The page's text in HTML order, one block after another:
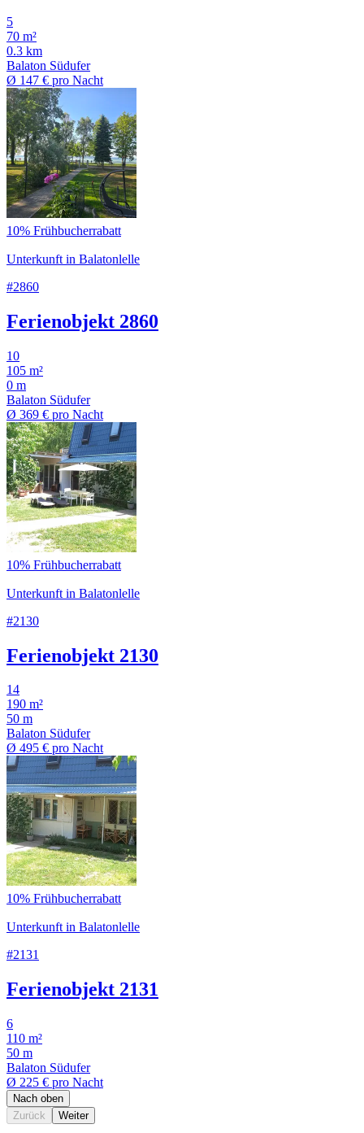
5
70 m²
0.3 km
Balaton Südufer
Ø 147 € pro Nacht
10% Frühbucherrabatt
Unterkunft in Balatonlelle
#2860
Ferienobjekt 2860
10
105 m²
0 m
Balaton Südufer
Ø 369 € pro Nacht
10% Frühbucherrabatt
Unterkunft in Balatonlelle
#2130
Ferienobjekt 2130
14
190 m²
50 m
Balaton Südufer
Ø 495 € pro Nacht
10% Frühbucherrabatt
Unterkunft in Balatonlelle
#2131
Ferienobjekt 2131
6
110 m²
50 m
Balaton Südufer
Ø 225 € pro Nacht
Nach oben
Zurück
Weiter